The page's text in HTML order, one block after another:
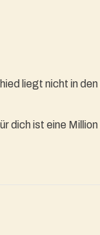
liegt nicht in
dich ist eine